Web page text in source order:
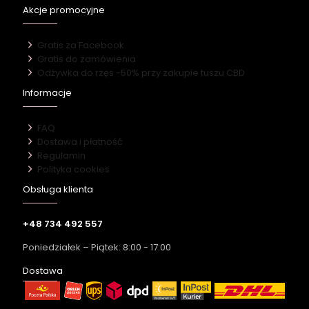
Akcje promocyjne
Gratis za Facebook
Gratis do zamówienia
Odżywka do rzęs -50% przy zakupie tuszu CBD
Informacje
FAQ
Dostawa i płatność
Regulamin
Polityka cookies
Obsługa klienta
+48 734 492 557
Poniedziałek – Piątek: 8:00 - 17:00
Dostawa